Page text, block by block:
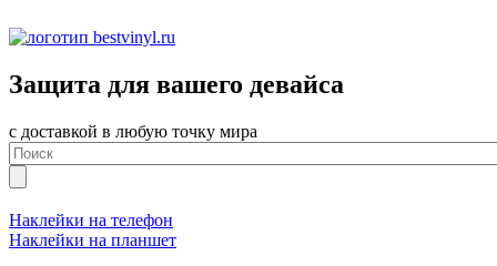
Защита для вашего девайса
с доставкой в любую точку мира
Наклейки на телефон
Наклейки на планшет